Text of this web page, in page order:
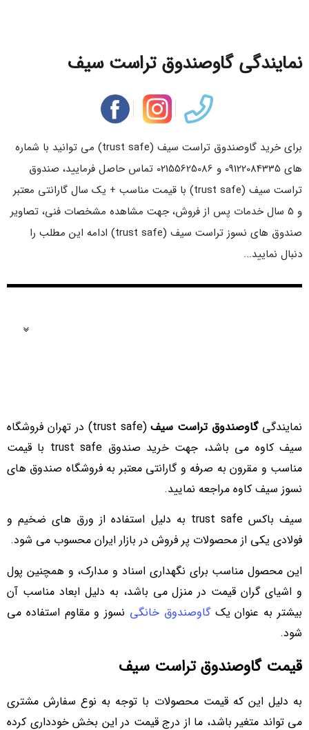
نمایندگی گاوصندوق تراست سیف
برای خرید گاوصندوق تراست سیف (trust safe) می توانید با شماره
های 09122084335 و 02155625086 تماس حاصل فرمایید، صندوق
تراست سیف (trust safe) با قیمت مناسب + یک سال گارانتی معتبر
و 5 سال خدمات پس از فروش، جهت مشاهده مشخصات فنی، تصاویر
صندوق های نسوز تراست سیف (trust safe) ادامه این مطلب را
دنبال نمایید...
نمایندگیگاوصندوق تراست سیف
(trust safe) در تهران فروشگاه
سیف کاوه می باشد، جهت خرید صندوق trust safe با قیمت
مناسب و مقرون به صرفه و گارانتی معتبر به فروشگاه صندوق های
نسوز سیف کاوه مراجعه نمایید.
سیف باکس trust safe به دلیل استفاده از ورق های ضخیم و
فولادی یکی از محصولات پر فروش در بازار ایران محسوب می شود.
این محصول مناسب برای نگهداری اسناد و مدارک، و همچنین پول
و اشیای گران قیمت در منزل می باشد، به دلیل ابعاد مناسب آن
بیشتر به عنوان یکگاوصندوق خانگی نسوز و مقاوم استفاده می
شود.
قیمت گاوصندوق تراست سیف
به دلیل این که قیمت محصولات با توجه به نوع سفارش مشتری
می تواند متغیر باشد، ما از درج قیمت در این بخش خودداری کرده